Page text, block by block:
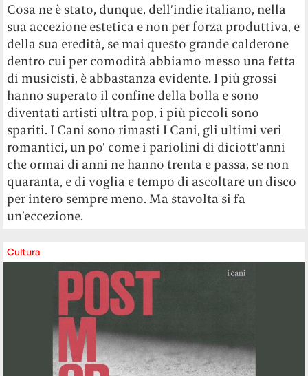
Cosa ne è stato, dunque, dell’indie italiano, nella
sua accezione estetica e non per forza produttiva, e
della sua eredità, se mai questo grande calderone
dentro cui per comodità abbiamo messo una fetta
di musicisti, è abbastanza evidente. I più grossi
hanno superato il confine della bolla e sono
diventati artisti ultra pop, i più piccoli sono
spariti. I Cani sono rimasti I Cani, gli ultimi veri
romantici, un po’ come i pariolini di diciott’anni
che ormai di anni ne hanno trenta e passa, se non
quaranta, e di voglia e tempo di ascoltare un disco
per intero sempre meno. Ma stavolta si fa
un’eccezione.
Cultura